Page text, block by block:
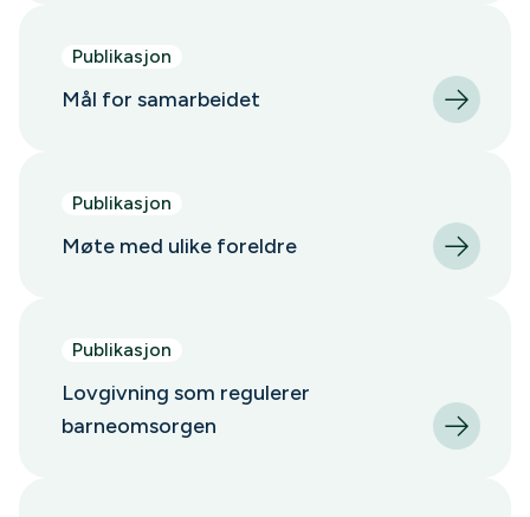
Publikasjon
Mål for samarbeidet
Publikasjon
Møte med ulike foreldre
Publikasjon
Lovgivning som regulerer
barneomsorgen